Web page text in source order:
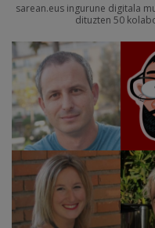
sarean.eus ingurune digitala
dituzten 50